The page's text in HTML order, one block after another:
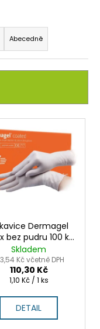
Abecedně
Dermagel
bez pudru 100 ks
přesnou a citlivou
práci
Skladem
Kč včetně DPH
110,30 Kč
Měrná
1,10 Kč / 1 ks
DETAIL